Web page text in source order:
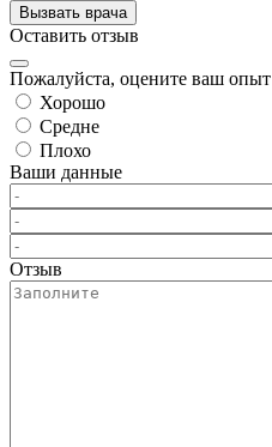
Вызвать врача
Оставить отзыв
Пожалуйста, оцените ваш опыт
Хорошо
Средне
Плохо
Ваши данные
Отзыв